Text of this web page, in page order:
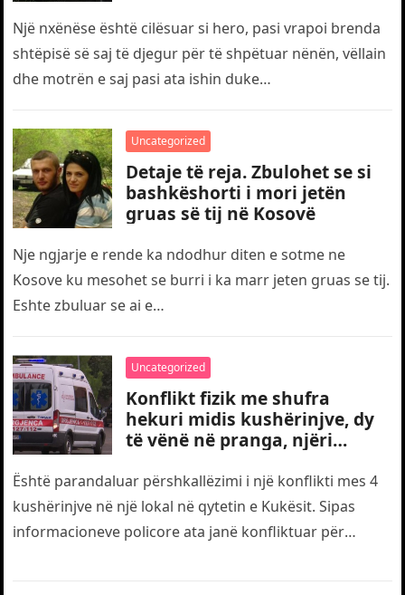
Një nxënëse është cilësuar si hero, pasi vrapoi brenda
shtëpisë së saj të djegur për të shpëtuar nënën, vëllain
dhe motrën e saj pasi ata ishin duke…
Uncategorized
Detaje të reja. Zbulohet se si
bashkëshorti i mori jetën
gruas së tij në Kosovë
Nje ngjarje e rende ka ndodhur diten e sotme ne
Kosove ku mesohet se burri i ka marr jeten gruas se tij.
Eshte zbuluar se ai e…
Uncategorized
Konflikt fizik me shufra
hekuri midis kushërinjve, dy
të vënë në pranga, njëri
drejt traumës
Është parandaluar përshkallëzimi i një konflikti mes 4
kushërinjve në një lokal në qytetin e Kukësit. Sipas
informacioneve policore ata janë konfliktuar për